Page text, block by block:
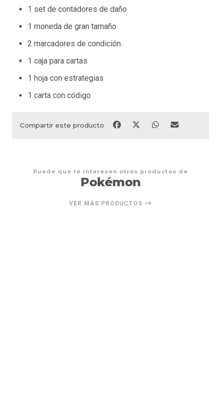
1 set de contadores de daño
1 moneda de gran tamaño
2 marcadores de condición
1 caja para cartas
1 hoja con estrategias
1 carta con código
Compartir este producto
Puede que te interesen otros productos de
Pokémon
VER MÁS PRODUCTOS